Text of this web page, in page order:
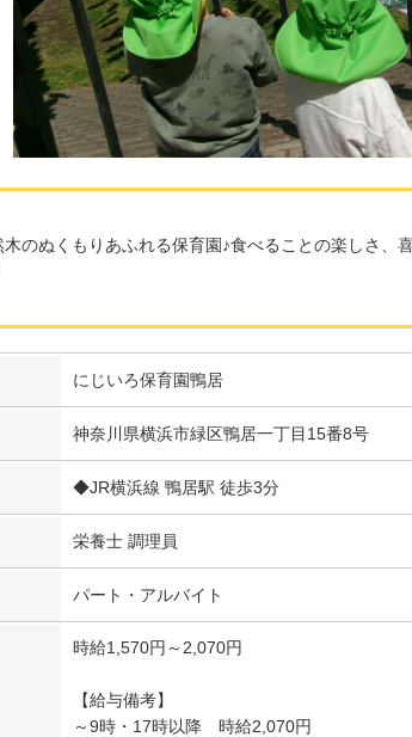
木のぬくもりあふれる保育園♪食べることの楽しさ、
にじいろ保育園鴨居
神奈川県横浜市緑区鴨居一丁目15番8号
◆JR横浜線 鴨居駅 徒歩3分
栄養士 調理員
パート・アルバイト
時給1,570円～2,070円
【給与備考】
～9時・17時以降 時給2,070円